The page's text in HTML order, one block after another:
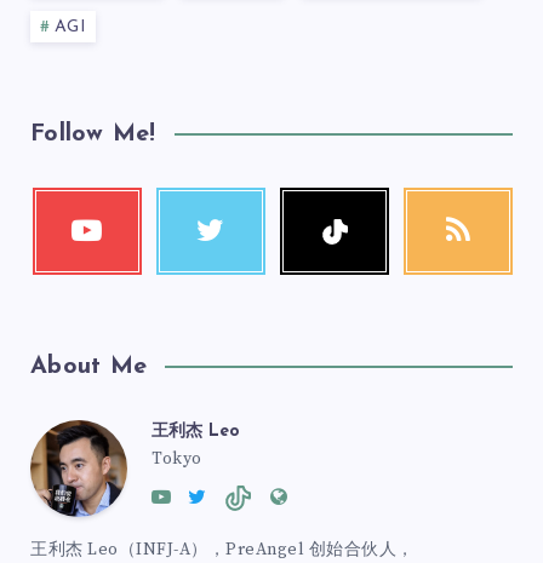
AGI
Follow Me!
About Me
王利杰 Leo
Tokyo
王利杰 Leo（INFJ-A），PreAngel 创始合伙人，